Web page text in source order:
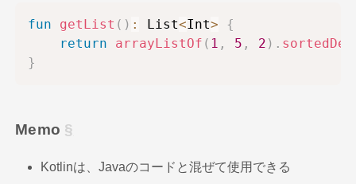
fun getList ( ) : List<Int>
{
return
arrayListOf ( 1 , 5 , 2 ) .
}
Memo
Kotlinは、Javaのコードと混ぜて使用できる